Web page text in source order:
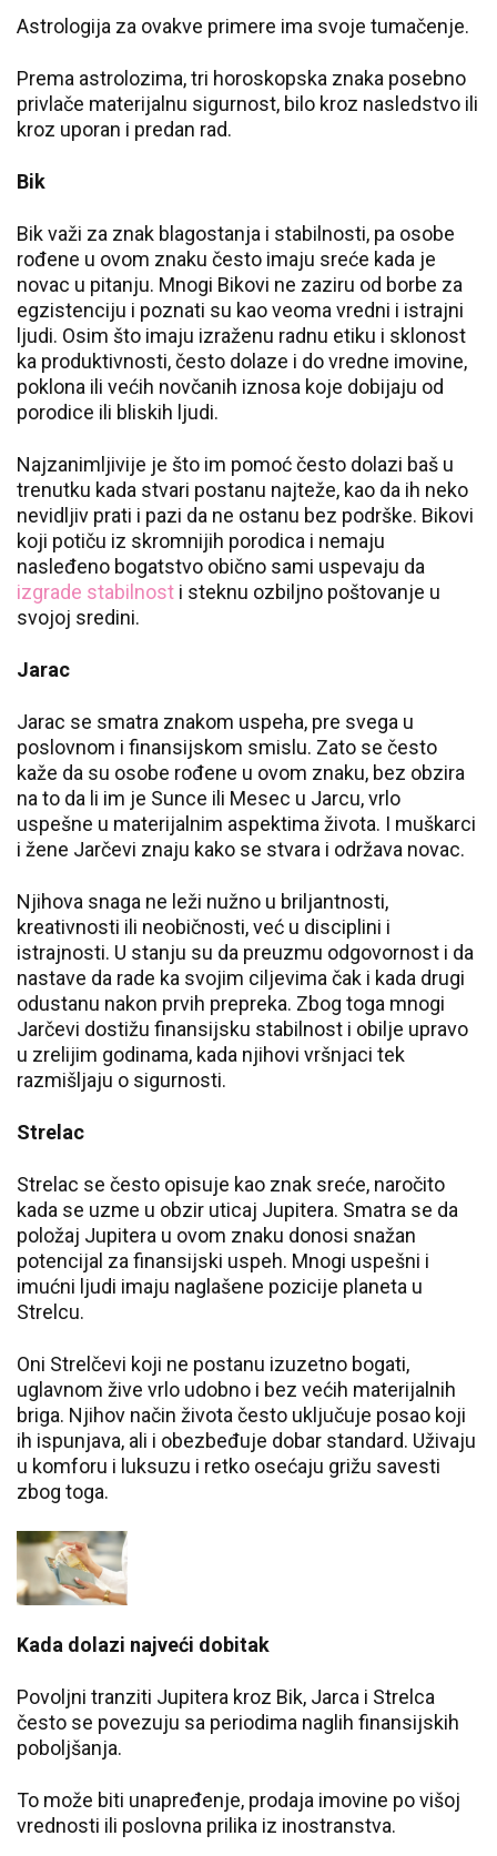
Astrologija za ovakve primere ima svoje tumačenje.
Prema astrolozima, tri horoskopska znaka posebno
privlače materijalnu sigurnost, bilo kroz nasledstvo ili
kroz uporan i predan rad.
Bik
Bik važi za znak blagostanja i stabilnosti, pa osobe
rođene u ovom znaku često imaju sreće kada je
novac u pitanju. Mnogi Bikovi ne zaziru od borbe za
egzistenciju i poznati su kao veoma vredni i istrajni
ljudi. Osim što imaju izraženu radnu etiku i sklonost
ka produktivnosti, često dolaze i do vredne imovine,
poklona ili većih novčanih iznosa koje dobijaju od
porodice ili bliskih ljudi.
Najzanimljivije je što im pomoć često dolazi baš u
trenutku kada stvari postanu najteže, kao da ih neko
nevidljiv prati i pazi da ne ostanu bez podrške. Bikovi
koji potiču iz skromnijih porodica i nemaju
nasleđeno bogatstvo obično sami uspevaju da
izgrade stabilnost i steknu ozbiljno poštovanje u
svojoj sredini.
Jarac
Jarac se smatra znakom uspeha, pre svega u
poslovnom i finansijskom smislu. Zato se često
kaže da su osobe rođene u ovom znaku, bez obzira
na to da li im je Sunce ili Mesec u Jarcu, vrlo
uspešne u materijalnim aspektima života. I muškarci
i žene Jarčevi znaju kako se stvara i održava novac.
Njihova snaga ne leži nužno u briljantnosti,
kreativnosti ili neobičnosti, već u disciplini i
istrajnosti. U stanju su da preuzmu odgovornost i da
nastave da rade ka svojim ciljevima čak i kada drugi
odustanu nakon prvih prepreka. Zbog toga mnogi
Jarčevi dostižu finansijsku stabilnost i obilje upravo
u zrelijim godinama, kada njihovi vršnjaci tek
razmišljaju o sigurnosti.
Strelac
Strelac se često opisuje kao znak sreće, naročito
kada se uzme u obzir uticaj Jupitera. Smatra se da
položaj Jupitera u ovom znaku donosi snažan
potencijal za finansijski uspeh. Mnogi uspešni i
imućni ljudi imaju naglašene pozicije planeta u
Strelcu.
Oni Strelčevi koji ne postanu izuzetno bogati,
uglavnom žive vrlo udobno i bez većih materijalnih
briga. Njihov način života često uključuje posao koji
ih ispunjava, ali i obezbeđuje dobar standard. Uživaju
u komforu i luksuzu i retko osećaju grižu savesti
zbog toga.
Kada dolazi najveći dobitak
Povoljni tranziti Jupitera kroz Bik, Jarca i Strelca
često se povezuju sa periodima naglih finansijskih
poboljšanja.
To može biti unapređenje, prodaja imovine po višoj
vrednosti ili poslovna prilika iz inostranstva.